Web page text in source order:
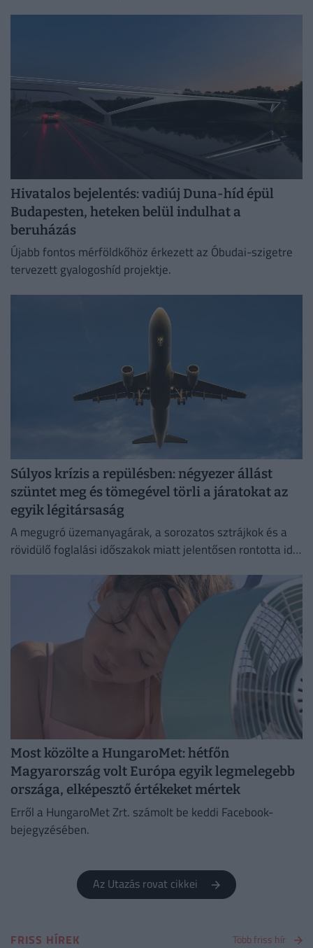
Hivatalos bejelentés: vadiúj Duna-híd épül
Budapesten, heteken belül indulhat a
beruházás
Újabb fontos mérföldkőhöz érkezett az Óbudai-szigetre
tervezett gyalogoshíd projektje.
Súlyos krízis a repülésben: négyezer állást
szüntet meg és tömegével törli a járatokat az
egyik légitársaság
A megugró üzemanyagárak, a sorozatos sztrájkok és a
rövidülő foglalási időszakok miatt jelentősen rontotta idei
Most közölte a HungaroMet: hétfőn
Magyarország volt Európa egyik legmelegebb
országa, elképesztő értékeket mértek
Erről a HungaroMet Zrt. számolt be keddi Facebook-
bejegyzésében.
Az Utazás rovat cikkei
FRISS HÍREK Több friss hír